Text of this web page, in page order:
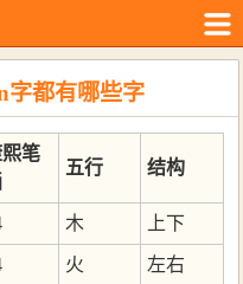
字都有哪些字
笔
五行 结构
木 上下
火 左右